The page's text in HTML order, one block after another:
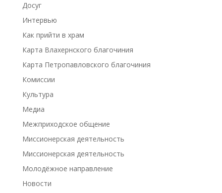
Досуг
Интервью
Как прийти в храм
Карта Влахернского благочиния
Карта Петропавловского благочиния
Комиссии
Культура
Медиа
Межприходское общение
Миссионерская деятельность
Миссионерская деятельность
Молодёжное направление
Новости